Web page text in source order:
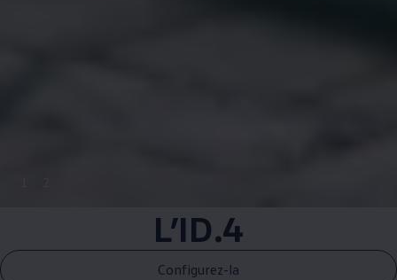
L’ID.4
Configurez-la